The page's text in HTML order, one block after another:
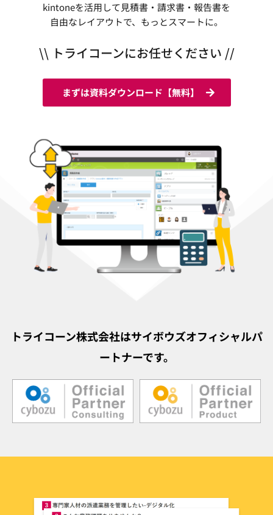
kintoneを活用して見積書・請求書・報告書を
自由なレイアウトで、もっとスマートに。
\\ トライコーンにお任せください //
まずは資料ダウンロード【無料】
トライコーン株式会社はサイボウズオフィシャルパ
ートナーです。